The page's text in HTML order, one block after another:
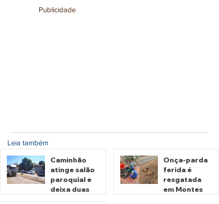
Publicidade
Leia também
Caminhão
atinge salão
paroquial e
deixa duas
Onça-parda
ferida é
resgatada
em Montes